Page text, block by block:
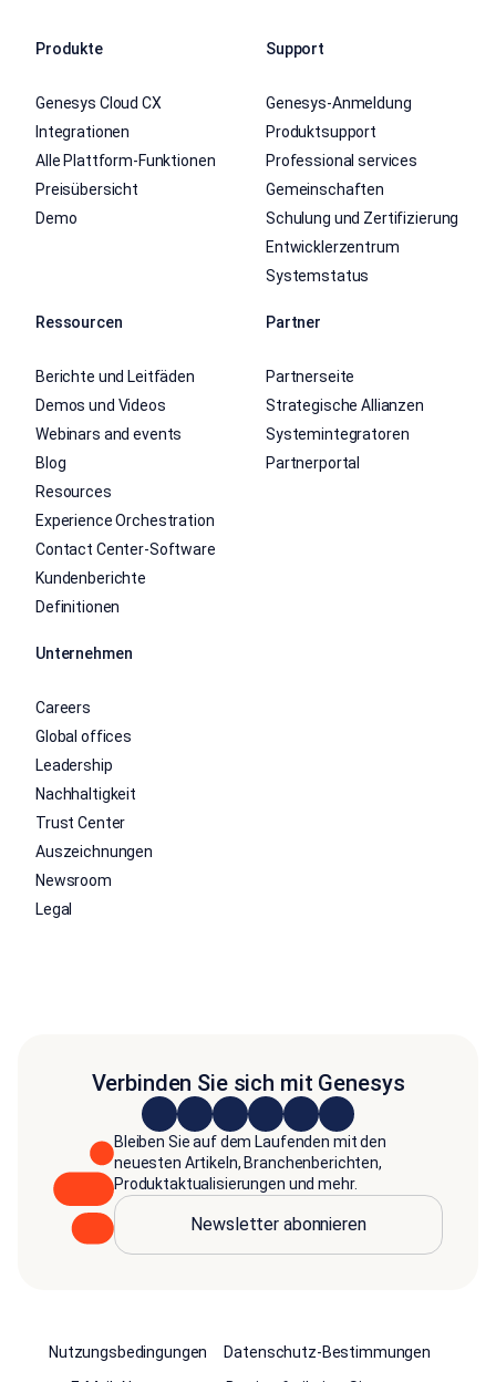
Produkte
Genesys Cloud CX
Integrationen
Alle Plattform-Funktionen
Preisübersicht
Demo
Support
Genesys-Anmeldung
Produktsupport
Professional services
Gemeinschaften
Schulung und Zertifizierung
Entwicklerzentrum
Systemstatus
Ressourcen
Berichte und Leitfäden
Demos und Videos
Webinars and events
Blog
Resources
Experience Orchestration
Contact Center-Software
Kundenberichte
Definitionen
Partner
Partnerseite
Strategische Allianzen
Systemintegratoren
Partnerportal
Unternehmen
Careers
Global offices
Leadership
Nachhaltigkeit
Trust Center
Auszeichnungen
Newsroom
Legal
Verbinden Sie sich mit Genesys
Bleiben Sie auf dem Laufenden mit den
neuesten Artikeln, Branchenberichten,
Produktaktualisierungen und mehr.
Newsletter abonnieren
Nutzungsbedingungen
Datenschutz-Bestimmungen